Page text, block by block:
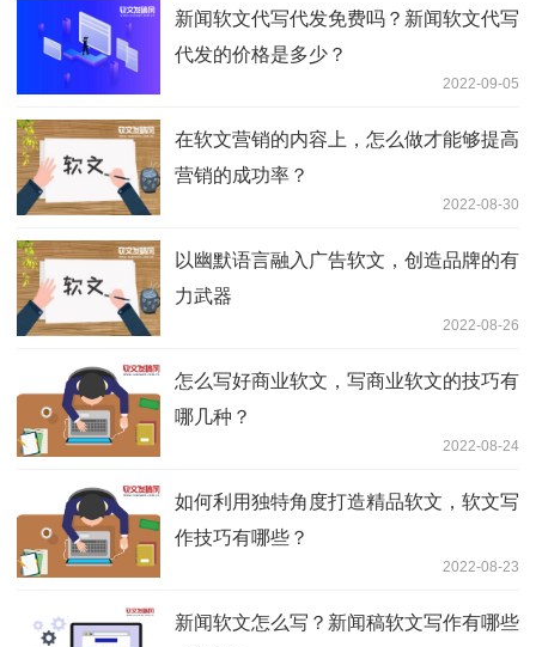
新闻软文代写代发免费吗？新闻软文代写
代发的价格是多少？
2022-09-05
在软文营销的内容上，怎么做才能够提高
营销的成功率？
2022-08-30
以幽默语言融入广告软文，创造品牌的有
力武器
2022-08-26
怎么写好商业软文，写商业软文的技巧有
哪几种？
2022-08-24
如何利用独特角度打造精品软文，软文写
作技巧有哪些？
2022-08-23
新闻软文怎么写？新闻稿软文写作有哪些